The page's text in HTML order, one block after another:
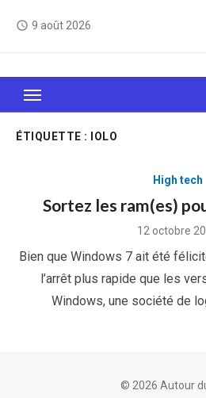
access_time 9 août 2026
Le Web, c'est comme une
sait jamais sur quoi
ÉTIQUETTE : IOLO
High tech
Sortez les ram(es)
Posted
12 octobre
Bien que Windows 7 ait été
l’arrêt plus rapide que les
Windows, une société de
© 2026 Autour